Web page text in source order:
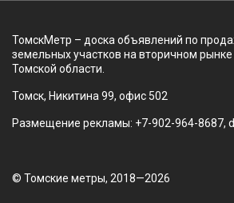
ТомскМетр – доска объявлений по
земельных участков на вторичном
Томской области.
Томск, Никитина 99, офис 502
Размещение рекламы: +7-902-964-8687,
© Томские метры, 2018—2026